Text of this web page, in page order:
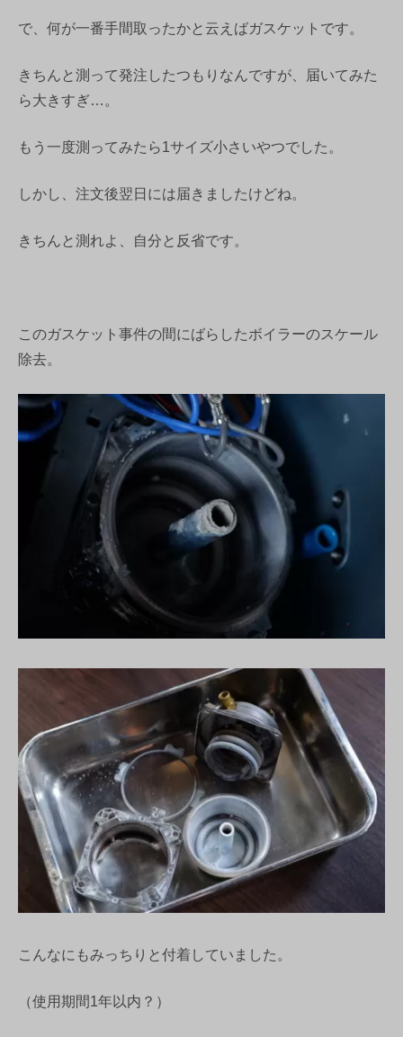
で、何が一番手間取ったかと云えばガスケットです。
きちんと測って発注したつもりなんですが、届いてみた
ら大きすぎ…。
もう一度測ってみたら1サイズ小さいやつでした。
しかし、注文後翌日には届きましたけどね。
きちんと測れよ、自分と反省です。
このガスケット事件の間にばらしたボイラーのスケール
除去。
こんなにもみっちりと付着していました。
（使用期間1年以内？）